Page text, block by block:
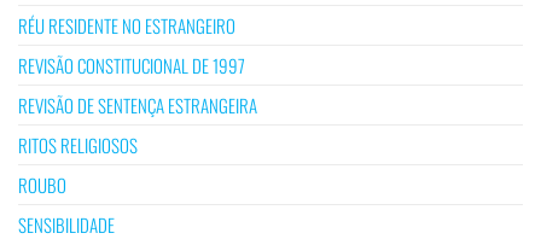
RÉU RESIDENTE NO ESTRANGEIRO
REVISÃO CONSTITUCIONAL DE 1997
REVISÃO DE SENTENÇA ESTRANGEIRA
RITOS RELIGIOSOS
ROUBO
SENSIBILIDADE